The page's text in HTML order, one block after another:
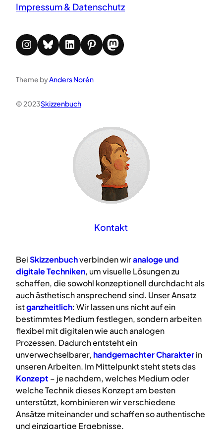
Impressum & Datenschutz
Instagram Bluesky LinkedIn Pinterest Mastodon
Theme byAnders Norén
© 2023Skizzenbuch
Kontakt
BeiSkizzenbuchverbinden wiranalogeund
digitaleTechniken, um visuelle Lösungen zu
schaffen, die sowohl konzeptionell durchdacht als
auch ästhetisch ansprechend sind. Unser Ansatz
istganzheitlich: Wir lassen uns nicht auf ein
bestimmtes Medium festlegen, sondern arbeiten
flexibel mit digitalen wie auch analogen
Prozessen. Dadurch entsteht ein
unverwechselbarer, handgemachter Charakterin
unseren Arbeiten. Im Mittelpunkt steht stets das
Konzept – je nachdem, welches Medium oder
welche Technik dieses Konzept am besten
unterstützt, kombinieren wir verschiedene
Ansätze miteinander und schaffen so authentische
und einzigartige Ergebnisse.